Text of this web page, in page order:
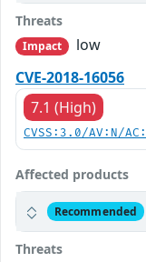
Threats
Impact
low
CVE-2018-16056
7.1 (High)
CVSS:3.0/AV:N/
Affected products
Recommended
Threats